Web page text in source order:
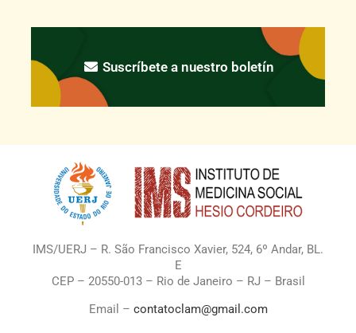
Suscríbete a nuestro boletín
IMS/UERJ – R. São Francisco Xavier, 524, 6º Andar, BL.
E
CEP – 20550-013 – Rio de Janeiro – RJ – Brasil
Email – contatoclam@gmail.com